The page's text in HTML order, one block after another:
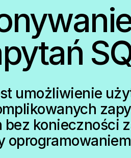
umożliwienie
konieczności